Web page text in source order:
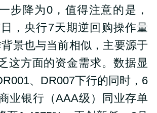
步降为0，值得注意的是，
，央行7天期逆回购操作量
景也与当前相似，主要源于
这方面的资金需求。数据显
、DR007下行的同时，6
业银行（AAA级）同业存单